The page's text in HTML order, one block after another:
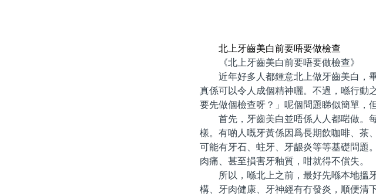
北上牙齒美白前要唔要做檢查
《北上牙齒美白前要唔要做檢查》
近年好多人都鍾意北上做牙齒美白，
真係可以令人成個精神曬。不過，喺行動
要先做個檢查呀？」呢個問題睇似簡單，
首先，牙齒美白並唔係人人都啱做。每
樣。有啲人嘅牙黃係因爲長期飲咖啡、茶
可能有牙石、蛀牙、牙龈炎等等基礎問題
肉痛、甚至損害牙釉質，咁就得不償失。
所以，喺北上之前，最好先喺本地搵
構、牙肉健康、牙神經有冇發炎，順便清